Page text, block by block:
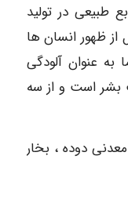
طبیعی در تولید
از ظهور انسان ها
به عنوان آلودگی
بشر است و از سه
دوده ، بخار